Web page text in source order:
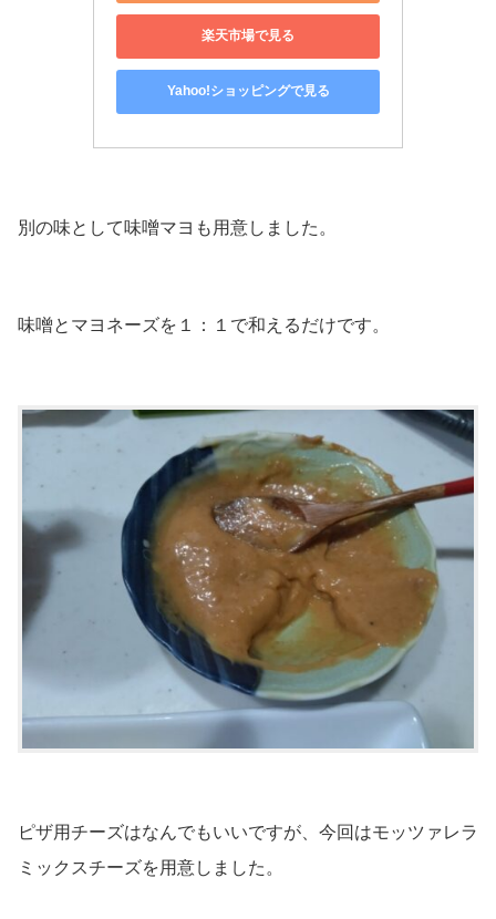
楽天市場で見る
Yahoo!ショッピングで見る
別の味として味噌マヨも用意しました。
味噌とマヨネーズを１：１で和えるだけです。
ピザ用チーズはなんでもいいですが、今回はモッツァレラ
ミックスチーズを用意しました。